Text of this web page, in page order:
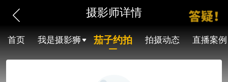
摄影师详情
首页 我是摄影狮 茄子约拍 拍摄动态 直播案例